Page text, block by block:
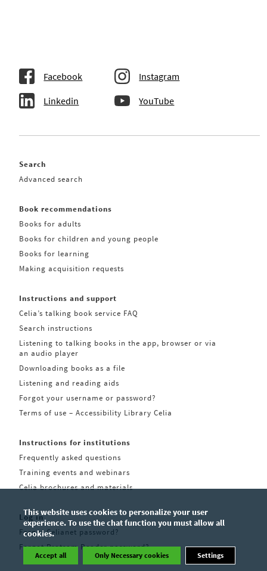
Facebook Instagram
Linkedin YouTube
Search
Advanced search
Book recommendations
Books for adults
Books for children and young people
Books for learning
Making acquisition requests
Instructions and support
Celia’s talking book service FAQ
Search instructions
Listening to talking books in the app, browser or via
an audio player
Downloading books as a file
Listening and reading aids
Forgot your username or password?
Terms of use – Accessibility Library Celia
Instructions for institutions
Frequently asked questions
Training events and webinars
Celia brochures and materials
Log in
Forgot Celianet password?
Forgot Pratsam Reader password?
This website uses cookies to personalize your user
experience. To use the chat function you must allow all
cookies.
Accept all Only Necessary cookies Settings